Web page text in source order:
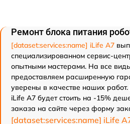
Ремонт блока питания
[dataset:services:name] iLife A7
специализированном сервис-
опытными мастерами. На все
предоставляем расширенную
уверены в качестве наших работ.
iLife A7 будет стоить на -15%
заказа на сайте через форму
[dataset:services:name] iLife